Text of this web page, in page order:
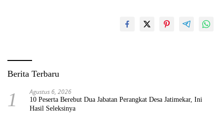
Berita Terbaru
1 Agustus 6, 2026
10 Peserta Berebut Dua Jabatan Perangkat Desa Jatimekar, Ini
Hasil Seleksinya